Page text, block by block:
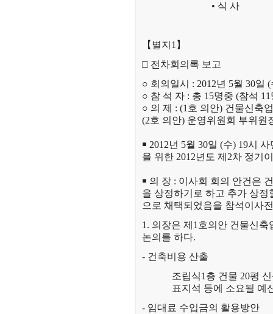
• 식 사
【별지1】
□ 전차회의록 보고
○ 회의일시 : 2012년 5월 30일 (
○ 참 석 자 : 총 15명중 (참석 11
○ 의 제 : (1호 의안) 건물신축
(2호 의안) 운영위원회 부위원
￭ 2012년 5월 30일 (수) 19시
을 위한 2012년도 제2차 정기
￭ 의 장 : 이사회 회의 안건은
을 상정하기로 하고 추가 상
으로 채택되었음을 참석이사
1. 의장은 제1호의안 건물신
논의를 하다.
- 건축비용 산출
조립식1층 건물 20평
표지석 등에 소요될 예
- 임대료 수입금의 활용방안